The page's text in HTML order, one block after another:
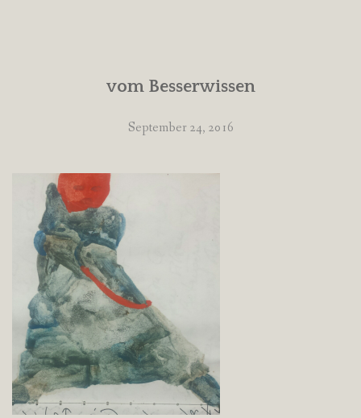
vom Besserwissen
September 24, 2016